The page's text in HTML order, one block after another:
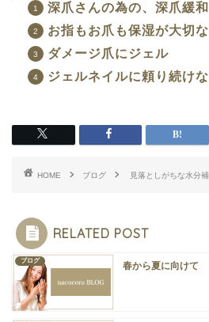
深爪さんの為の、深爪緩
お指もお爪も保湿が大切
ダメージ爪にジェル
ジェルネイルに頼り続け
HOME ブログ 見落としがちな水分
RELATED POST
ブログ 春から夏に向けて